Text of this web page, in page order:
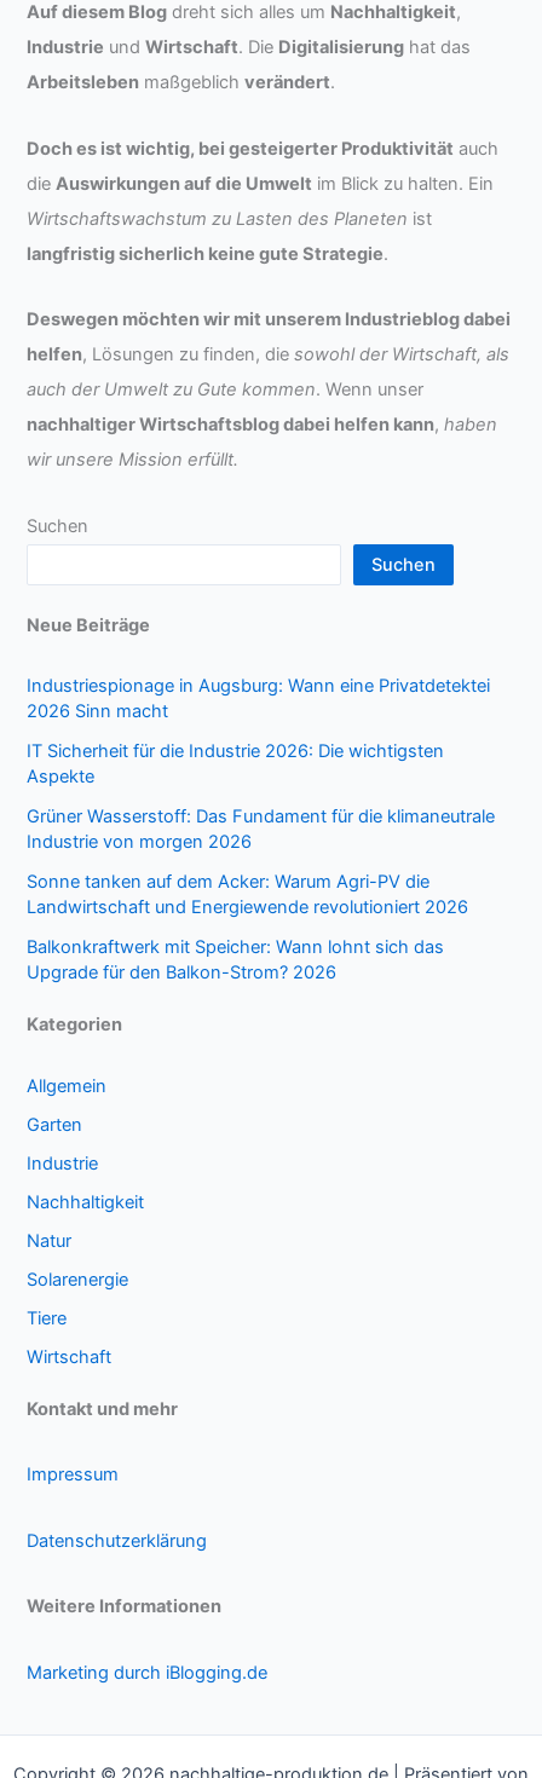
Auf diesem Blog dreht sich alles um Nachhaltigkeit,
Industrie undWirtschaft. Die Digitalisierung hat das
Arbeitsleben maßgeblichverändert.
Doch es ist wichtig, bei gesteigerter Produktivität auch
dieAuswirkungen auf die Umwelt im Blick zu halten. Ein
Wirtschaftswachstum zu Lasten des Planeten ist
langfristig sicherlich keine gute Strategie.
Deswegen möchten wir mit unserem Industrieblog dabei
helfen, Lösungen zu finden, diesowohl der Wirtschaft, als
auch der Umwelt zu Gute kommen. Wenn unser
nachhaltiger Wirtschaftsblog dabei helfen kann,haben
wir unsere Mission erfüllt.
Suchen
Suchen
Neue Beiträge
Industriespionage in Augsburg: Wann eine Privatdetektei
2026 Sinn macht
IT Sicherheit für die Industrie 2026: Die wichtigsten
Aspekte
Grüner Wasserstoff: Das Fundament für die klimaneutrale
Industrie von morgen 2026
Sonne tanken auf dem Acker: Warum Agri-PV die
Landwirtschaft und Energiewende revolutioniert 2026
Balkonkraftwerk mit Speicher: Wann lohnt sich das
Upgrade für den Balkon-Strom? 2026
Kategorien
Allgemein
Garten
Industrie
Nachhaltigkeit
Natur
Solarenergie
Tiere
Wirtschaft
Kontakt und mehr
Impressum
Datenschutzerklärung
Weitere Informationen
Marketing durch iBlogging.de